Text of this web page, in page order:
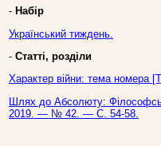
- Набір
Український тиждень.
- Статті, розділи
Характер війни: тема
Шлях до Абсолюту:
2019. — № 42. — С. 54-58.